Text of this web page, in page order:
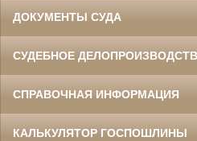
ДОКУМЕНТЫ СУДА
СУДЕБНОЕ
СПРАВОЧНАЯ ИНФОРМАЦИЯ
КАЛЬКУЛЯТОР ГОСПОШЛИНЫ